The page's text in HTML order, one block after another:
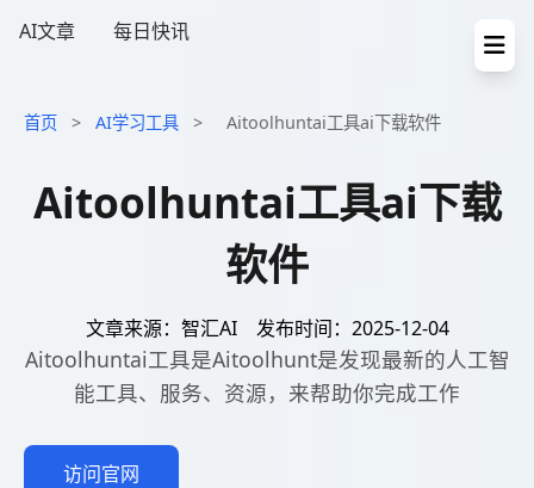
AI文章 每日快讯
首页 > AI学习工具 > Aitoolhuntai工具ai下载软件
Aitoolhuntai工具ai下载
软件
文章来源：智汇AI 发布时间：2025-12-04
Aitoolhuntai工具是Aitoolhunt是发现最新的人工智
能工具、服务、资源，来帮助你完成工作
访问官网